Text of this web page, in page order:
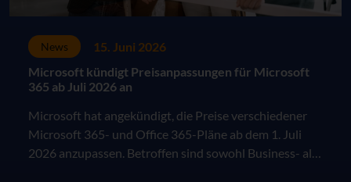
News
15. Juni 2026
Microsoft kündigt Preisanpassungen für Microsoft
365 ab Juli 2026 an
Microsoft hat angekündigt, die Preise verschiedener
Microsoft 365- und Office 365-Pläne ab dem 1. Juli
2026 anzupassen. Betroffen sind sowohl Business- als